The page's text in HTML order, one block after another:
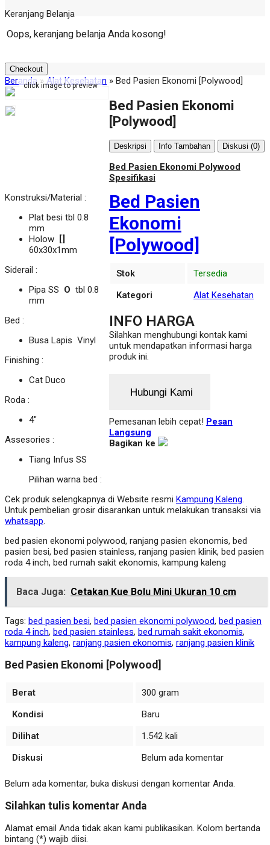
Keranjang Belanja
Oops, keranjang belanja Anda kosong!
Checkout
Beranda » Alat Kesehatan » Bed Pasien Ekonomi [Polywood]
click image to preview
Bed Pasien
Ekonomi
[Polywood]
Stok
Tersedia
Kategori
Alat Kesehatan
INFO HARGA
Silahkan menghubungi kontak kami
untuk mendapatkan informasi harga
produk ini.
Hubungi Kami
Pemesanan lebih cepat! Pesan
Langsung
Bagikan ke
Bed Pasien Ekonomi
[Polywood]
Deskripsi Info Tambahan Diskusi (0)
Bed Pasien Ekonomi Polywood
Spesifikasi
Konstruksi/Material :
Plat besi tbl 0.8
mm
Holow
60x30x1mm
Siderail :
Pipa SS O tbl 0.8
mm
Bed :
Busa Lapis Vinyl
Finishing :
Cat Duco
Roda :
4″
Assesories :
Tiang Infus SS
Pilihan warna bed :
Cek produk selengkapnya di Website resmi Kampung Kaleng.
Untuk pembelian grosir disarankan untuk melakukan transaksi via
whatsapp.
bed pasien ekonomi polywood, ranjang pasien ekonomis, bed
pasien besi, bed pasien stainless, ranjang pasien klinik, bed pasien
roda 4 inch, bed rumah sakit ekonomis, kampung kaleng
Baca Juga: Cetakan Kue Bolu Mini Ukuran 10 cm
Tags: bed pasien besi, bed pasien ekonomi polywood, bed pasien
roda 4 inch, bed pasien stainless, bed rumah sakit ekonomis,
kampung kaleng, ranjang pasien ekonomis, ranjang pasien klinik
Bed Pasien Ekonomi [Polywood]
Berat
300 gram
Kondisi
Baru
Dilihat
1.542 kali
Diskusi
Belum ada komentar
Belum ada komentar, buka diskusi dengan komentar Anda.
Silahkan tulis komentar Anda
Alamat email Anda tidak akan kami publikasikan. Kolom bertanda
bintang (*) wajib diisi.